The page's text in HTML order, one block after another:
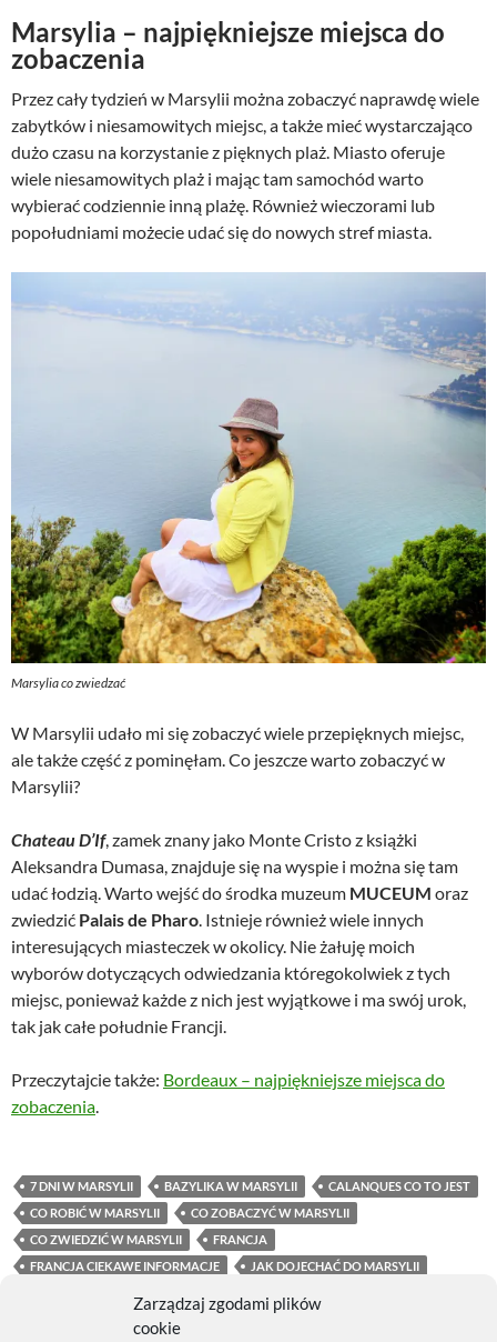
Marsylia – najpiękniejsze miejsca do
zobaczenia
Przez cały tydzień w Marsylii można zobaczyć naprawdę wiele
zabytków i niesamowitych miejsc, a także mieć wystarczająco
dużo czasu na korzystanie z pięknych plaż. Miasto oferuje
wiele niesamowitych plaż i mając tam samochód warto
wybierać codziennie inną plażę. Również wieczorami lub
popołudniami możecie udać się do nowych stref miasta.
Marsylia co zwiedzać
W Marsylii udało mi się zobaczyć wiele przepięknych miejsc,
ale także część z pominęłam. Co jeszcze warto zobaczyć w
Marsylii?
Chateau D’If, zamek znany jako Monte Cristo z książki
Aleksandra Dumasa, znajduje się na wyspie i można się tam
udać łodzią. Warto wejść do środka muzeum MUCEUM oraz
zwiedzić Palais de Pharo. Istnieje również wiele innych
interesujących miasteczek w okolicy. Nie żałuję moich
wyborów dotyczących odwiedzania któregokolwiek z tych
miejsc, ponieważ każde z nich jest wyjątkowe i ma swój urok,
tak jak całe południe Francji.
Przeczytajcie także: Bordeaux – najpiękniejsze miejsca do
zobaczenia.
7 DNI W MARSYLII BAZYLIKA W MARSYLII
CALANQUES CO TO JEST
CO ROBIĆ W MARSYLII
CO ZOBACZYĆ W MARSYLII
CO ZWIEDZIĆ W MARSYLII
FRANCJA
FRANCJA CIEKAWE INFORMACJE
JAK DOJECHAĆ DO MARSYLII
PARYŻ MARSYLIA JAK SIĘ DOSTAĆ
Zarządzaj zgodami plików
cookie